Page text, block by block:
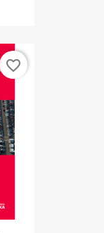
favorite_border